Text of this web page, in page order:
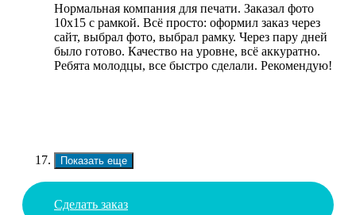
Нормальная компания для печати. Заказал фото
10х15 с рамкой. Всё просто: оформил заказ через
сайт, выбрал фото, выбрал рамку. Через пару дней
было готово. Качество на уровне, всё аккуратно.
Ребята молодцы, все быстро сделали. Рекомендую!
Показать еще
Сделать заказ